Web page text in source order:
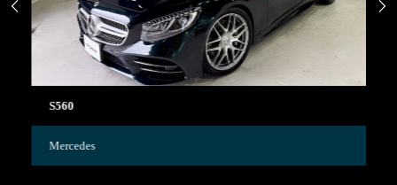
S560
Mercedes
 